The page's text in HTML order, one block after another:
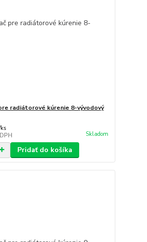
radiátorové kúrenie 8-vývodový
ks
Skladom
Pridať do košíka